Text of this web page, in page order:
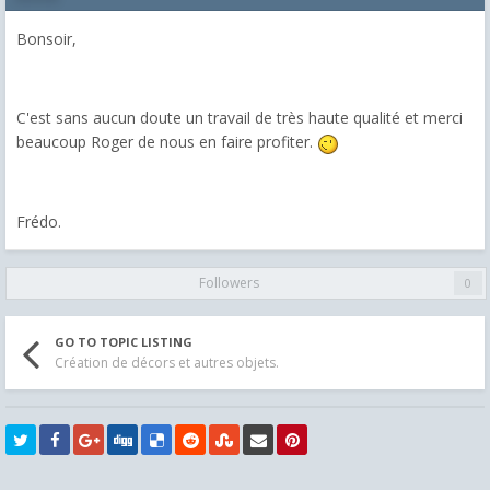
Bonsoir,
C'est sans aucun doute un travail de très haute qualité et merci
beaucoup Roger de nous en faire profiter.
Frédo.
Followers 0
GO TO TOPIC LISTING
Création de décors et autres objets.